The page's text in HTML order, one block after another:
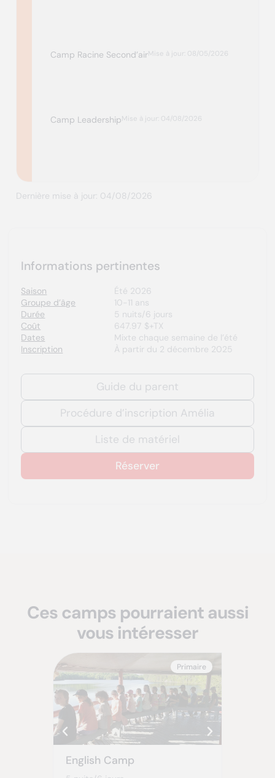
Camp Racine Second’airMise à jour: 08/05/2026
Camp LeadershipMise à jour: 04/08/2026
Dernière mise à jour: 04/08/2026
Informations pertinentes
Saison
Été 2026
Groupe d’âge
10-11 ans
Durée
5 nuits/6 jours
Coût
647.97 $+TX
Dates
Mixte chaque semaine de l’été
Inscription
À partir du 2 décembre 2025
Guide du parent
Procédure d’inscription Amélia
Liste de matériel
Réserver
Ces camps pourraient aussi
vous intéresser
Primaire
English Camp